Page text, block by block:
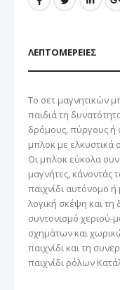
ΛΕΠΤΟΜΈΡΕΙΕΣ
Το σετ μαγνητικών
παιδιά τη
δρόμους, πύργους ή
μπλοκ με ελκυστικά
Οι μπλοκ εύκολα
μαγνήτες, κάνοντάς
παιχνίδι αυτόνομο ή
λογική σκέψη και τη
συντονισμό χεριού-
σχημάτων και
παιχνίδι και τη
παιχνίδι ρόλων